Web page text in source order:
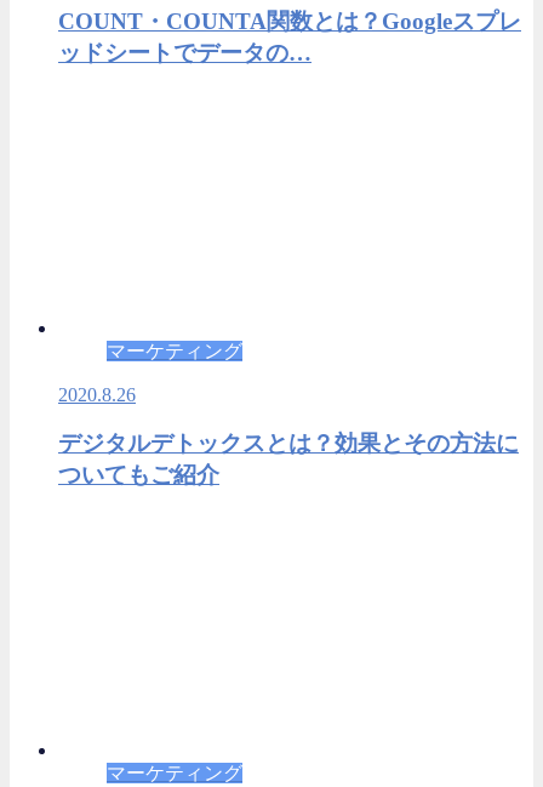
COUNT・COUNTA関数とは？Googleスプレ
ッドシートでデータの…
マーケティング
2020.8.26
デジタルデトックスとは？効果とその方法に
ついてもご紹介
マーケティング